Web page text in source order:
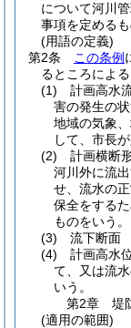
について河川
事項を定めるも
(用語の定義)
第2条
この条例
るところによる
(1)
計画高水
害の発生の
地域の気象
して、市長
(2)
計画横断
河川外に流
せ、流水の
保全をする
ものをいう。
(3)
流下断面
(4)
計画高水
て、又は流
いう。
第2章
堤
(適用の範囲)